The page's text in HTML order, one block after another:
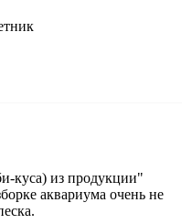
куса) из продукции"
аквариума очень не